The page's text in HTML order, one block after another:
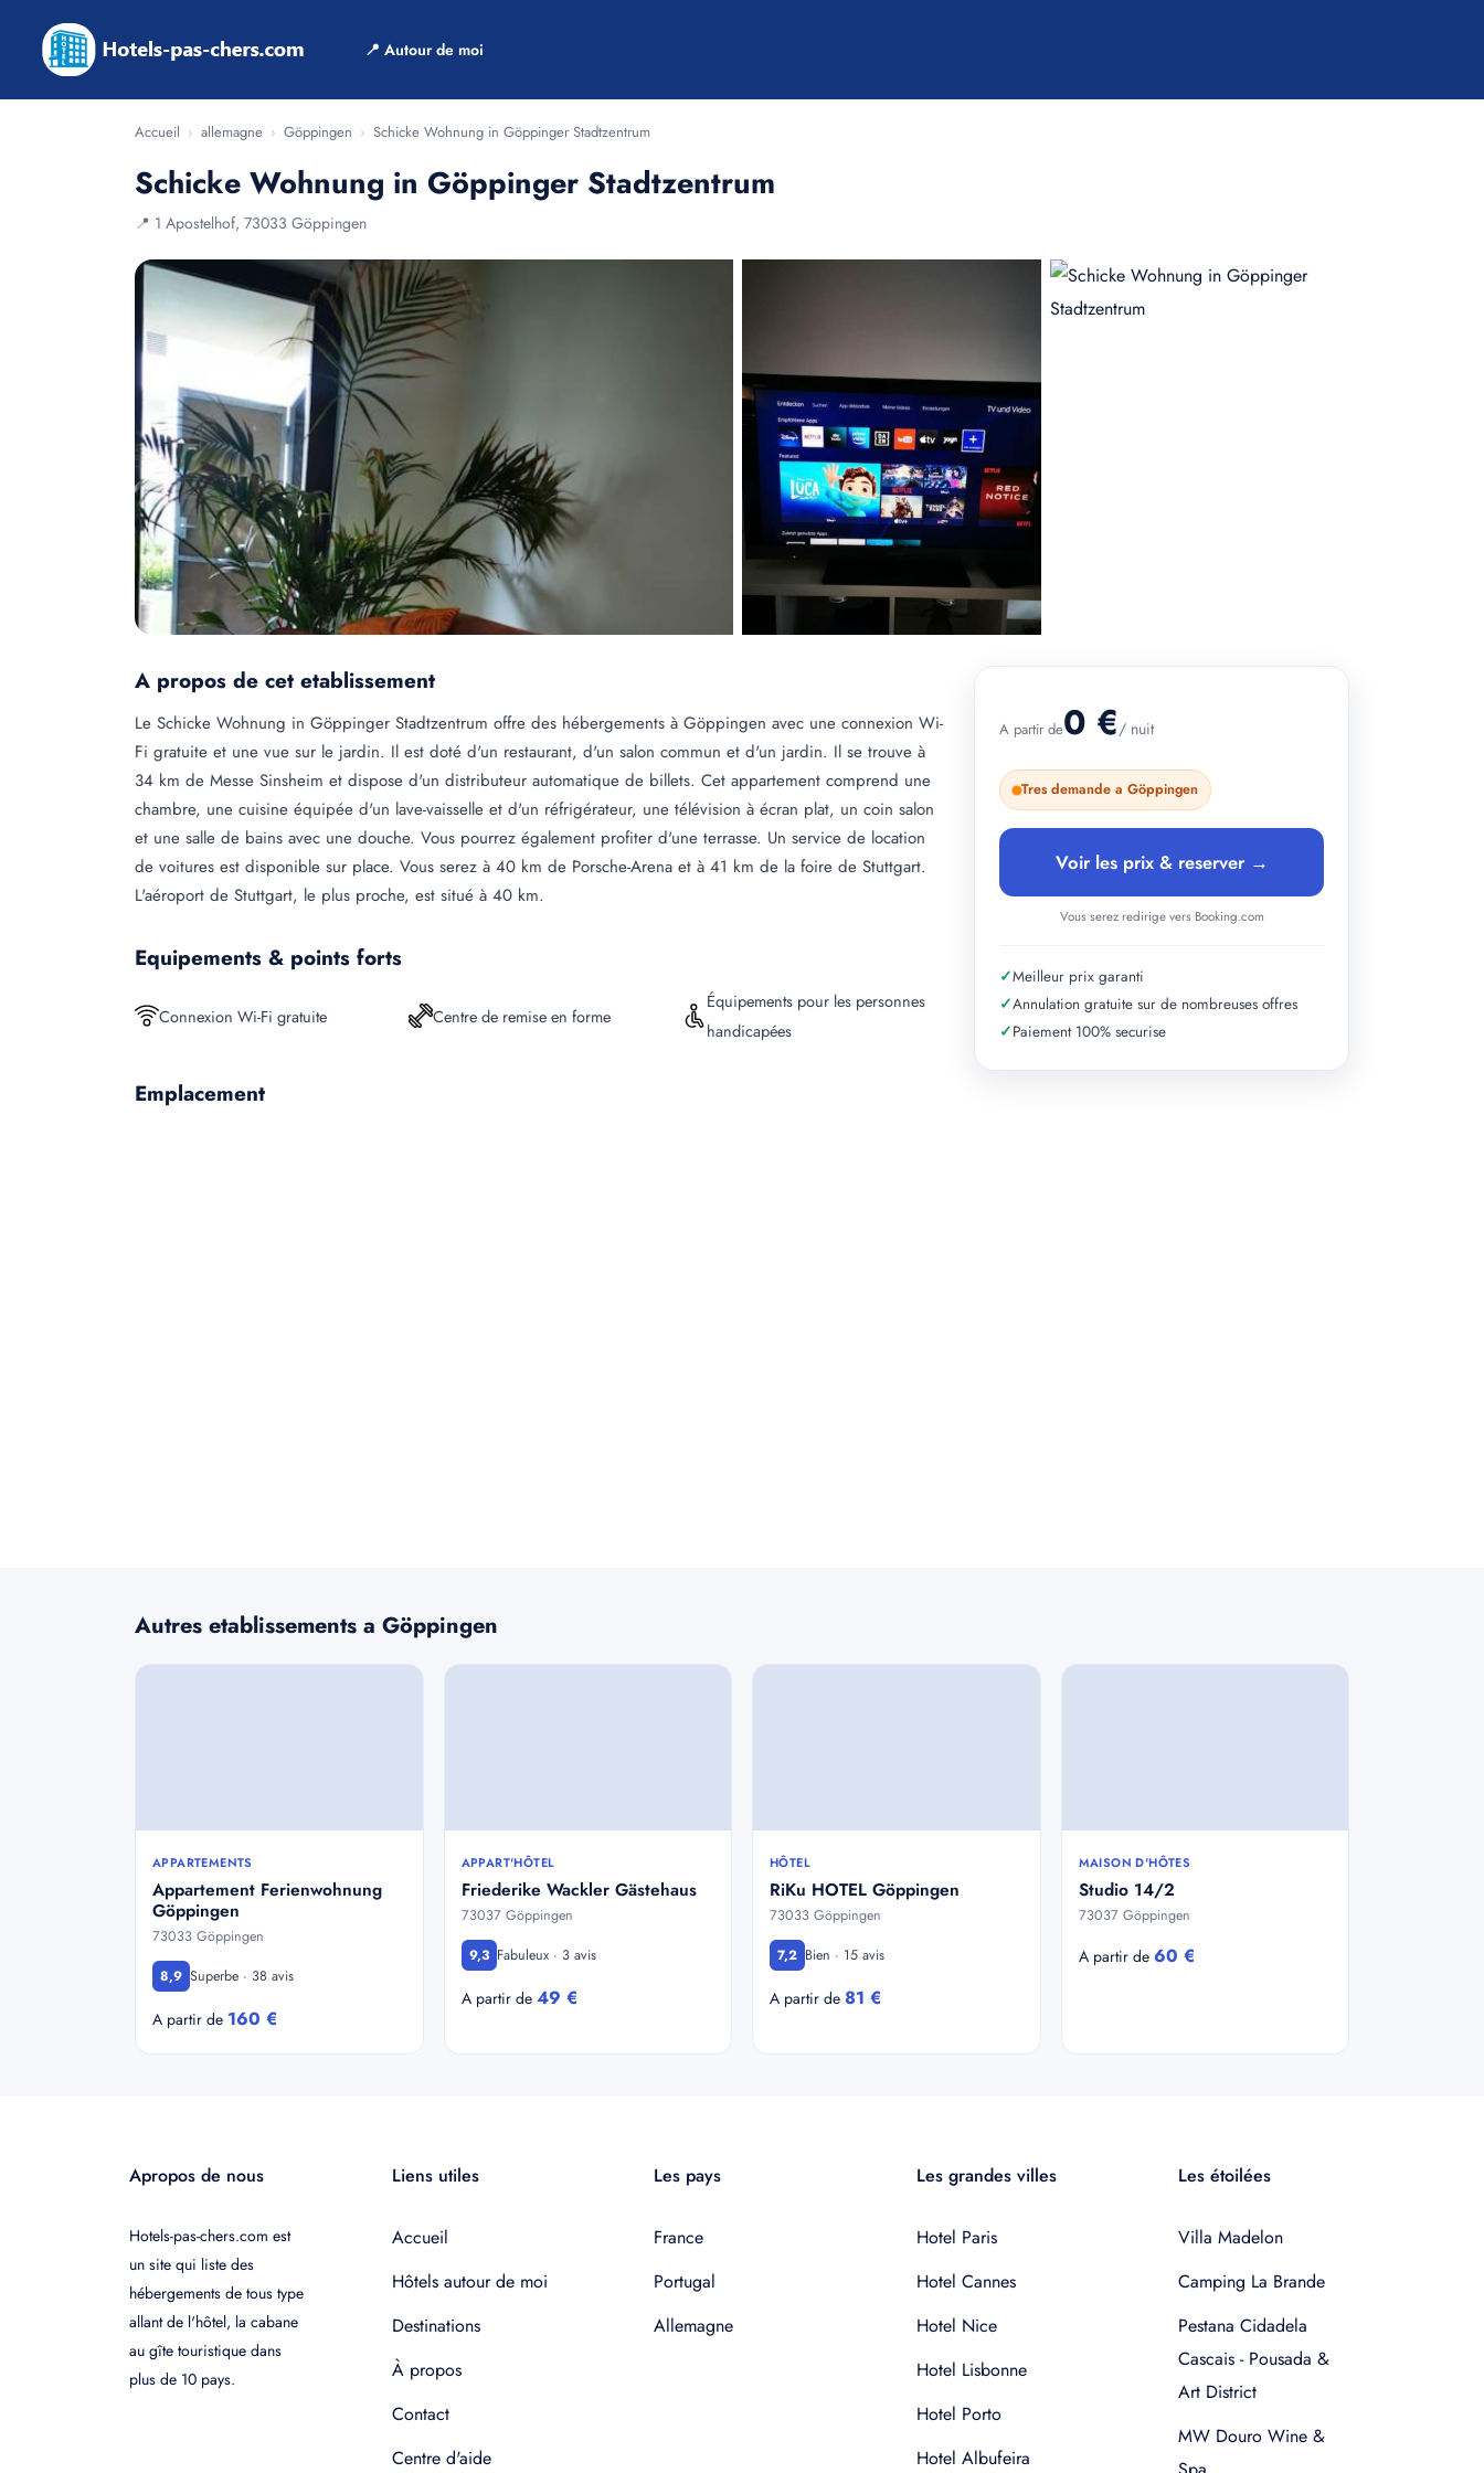
📍 Autour de moi
Accueil › allemagne › Göppingen › Schicke Wohnung in Göppinger Stadtzentrum
Schicke Wohnung in Göppinger Stadtzentrum
📍 1 Apostelhof, 73033 Göppingen
A propos de cet etablissement
Le Schicke Wohnung in Göppinger Stadtzentrum offre des hébergements à Göppingen avec une connexion Wi-
Fi gratuite et une vue sur le jardin. Il est doté d'un restaurant, d'un salon commun et d'un jardin. Il se trouve à
34 km de Messe Sinsheim et dispose d'un distributeur automatique de billets. Cet appartement comprend une
chambre, une cuisine équipée d'un lave-vaisselle et d'un réfrigérateur, une télévision à écran plat, un coin salon
et une salle de bains avec une douche. Vous pourrez également profiter d'une terrasse. Un service de location
de voitures est disponible sur place. Vous serez à 40 km de Porsche-Arena et à 41 km de la foire de Stuttgart.
L'aéroport de Stuttgart, le plus proche, est situé à 40 km.
Equipements & points forts
Connexion Wi-Fi gratuite Centre de remise en forme
Équipements pour les personnes
handicapées
Emplacement
A partir de0 €/ nuit
Tres demande a Göppingen
Voir les prix & reserver →
Vous serez redirige vers Booking.com
✓Meilleur prix garanti
✓Annulation gratuite sur de nombreuses offres
✓Paiement 100% securise
Autres etablissements a Göppingen
APPARTEMENTS
Appartement Ferienwohnung
Göppingen
73033 Göppingen
8,9 Superbe · 38 avis
A partir de 160 €
APPART'HÔTEL
Friederike Wackler Gästehaus
73037 Göppingen
9,3 Fabuleux · 3 avis
A partir de 49 €
HÔTEL
RiKu HOTEL Göppingen
73033 Göppingen
7,2 Bien · 15 avis
A partir de 81 €
MAISON D'HÔTES
Studio 14/2
73037 Göppingen
A partir de 60 €
Apropos de nous
Hotels-pas-chers.com est
un site qui liste des
hébergements de tous type
allant de l'hôtel, la cabane
au gîte touristique dans
plus de 10 pays.
Liens utiles
Accueil
Hôtels autour de moi
Destinations
À propos
Contact
Centre d'aide
Les pays
France
Portugal
Allemagne
Les grandes villes
Hotel Paris
Hotel Cannes
Hotel Nice
Hotel Lisbonne
Hotel Porto
Hotel Albufeira
Les étoilées
Villa Madelon
Camping La Brande
Pestana Cidadela
Cascais - Pousada &
Art District
MW Douro Wine &